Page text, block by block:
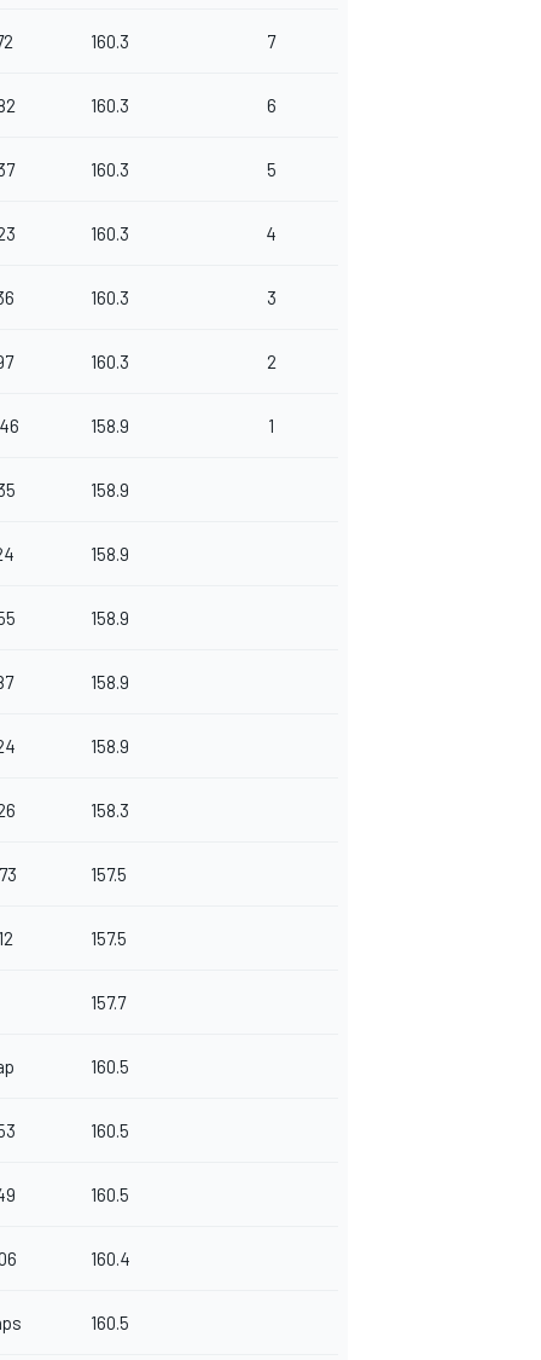
160.3 7
160.3 6
160.3 5
160.3 4
160.3 3
160.3 2
158.9 1
158.9
158.9
158.9
158.9
158.9
158.3
157.5
157.5
157.7
160.5
160.5
160.5
160.4
160.5